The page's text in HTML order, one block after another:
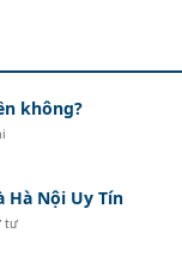
không?
Hà Nội Uy Tín
tư